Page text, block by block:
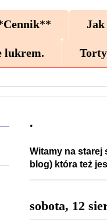
Jak
lukrem.
.
Witamy na starej
blog) która też
sobota, 12